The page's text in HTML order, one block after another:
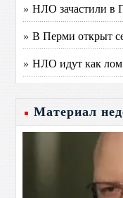
» НЛО зачастили в
» В Перми открыт
» НЛО идут как лом
Материал